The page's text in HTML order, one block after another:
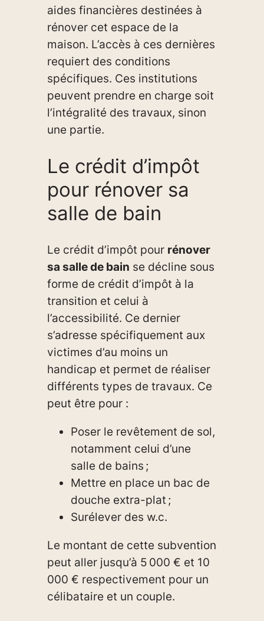
aides financières destinées à
rénover cet espace de la
maison. L’accès à ces dernières
requiert des conditions
spécifiques. Ces institutions
peuvent prendre en charge soit
l’intégralité des travaux, sinon
une partie.
Le crédit d’impôt
pour rénover sa
salle de bain
Le crédit d’impôt pour rénover
sa salle de bain se décline sous
forme de crédit d’impôt à la
transition et celui à
l’accessibilité. Ce dernier
s’adresse spécifiquement aux
victimes d’au moins un
handicap et permet de réaliser
différents types de travaux. Ce
peut être pour :
Poser le revêtement de sol,
notamment celui d’une
salle de bains ;
Mettre en place un bac de
douche extra-plat ;
Surélever des w.c.
Le montant de cette subvention
peut aller jusqu’à 5 000 € et 10
000 € respectivement pour un
célibataire et un couple.